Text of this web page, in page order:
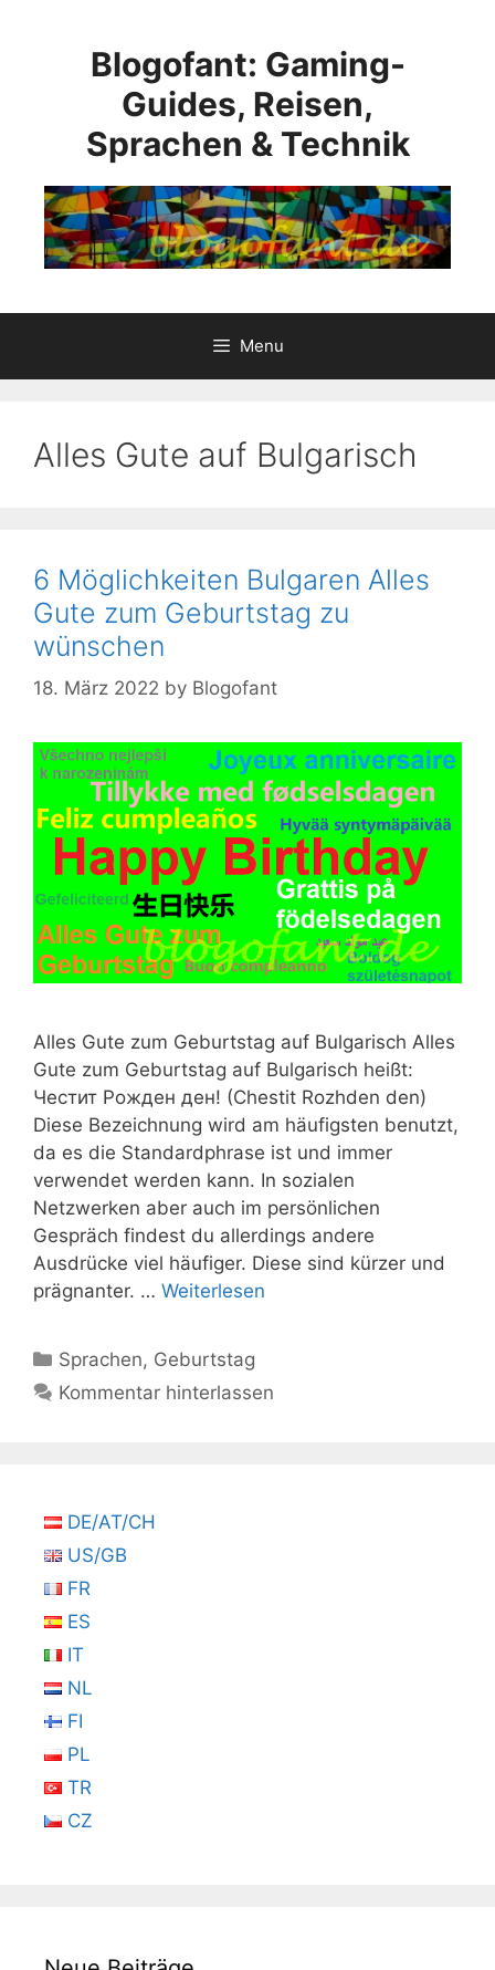
Blogofant: Gaming-
Guides, Reisen,
Sprachen & Technik
Menu
Alles Gute auf Bulgarisch
6 Möglichkeiten Bulgaren Alles
Gute zum Geburtstag zu
wünschen
18. März 2022 by Blogofant
Alles Gute zum Geburtstag auf Bulgarisch Alles
Gute zum Geburtstag auf Bulgarisch heißt:
Честит Рожден ден! (Chestit Rozhden den)
Diese Bezeichnung wird am häufigsten benutzt,
da es die Standardphrase ist und immer
verwendet werden kann. In sozialen
Netzwerken aber auch im persönlichen
Gespräch findest du allerdings andere
Ausdrücke viel häufiger. Diese sind kürzer und
prägnanter. … Weiterlesen
Kategorien
Sprachen, Geburtstag
Kommentar hinterlassen
DE/AT/CH
US/GB
FR
ES
IT
NL
FI
PL
TR
CZ